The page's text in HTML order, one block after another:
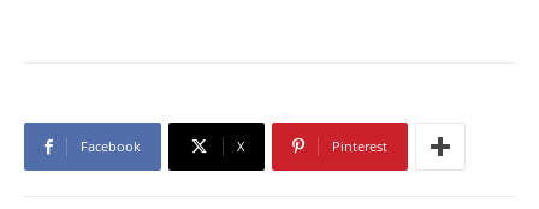
Facebook X Pinterest